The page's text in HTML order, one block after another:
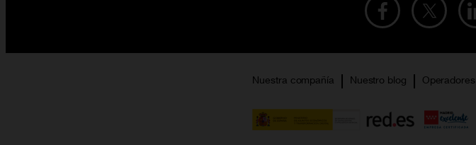
Nuestra compañía Nuestro blog Operadores